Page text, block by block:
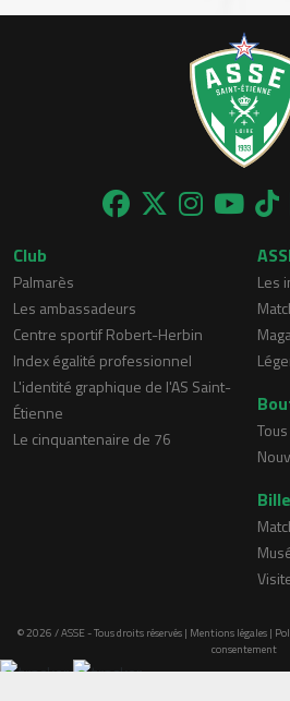
Club
Palmarès
Les ambassadeurs
Centre sportif Robert-Herbin
Index égalité professionnel
L'identité graphique de l'AS Saint-
Étienne
Le cinquantenaire de 76
Les
© 2026 / ASSE - Tous droits réservés | Mentions légales|
consentement